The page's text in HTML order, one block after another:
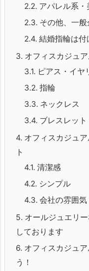
2.2. アパレル系
2.3. その他、一般
2.4. 結婚指輪は付
3. オフィスカジュ
3.1. ピアス・イヤ
3.2. 指輪
3.3. ネックレス
3.4. ブレスレッ
4. オフィスカジュ
ト
4.1. 清潔感
4.2. シンプル
4.3. 会社の雰囲
5. オールジュエリ
しております
6. オフィスカジュ
う！